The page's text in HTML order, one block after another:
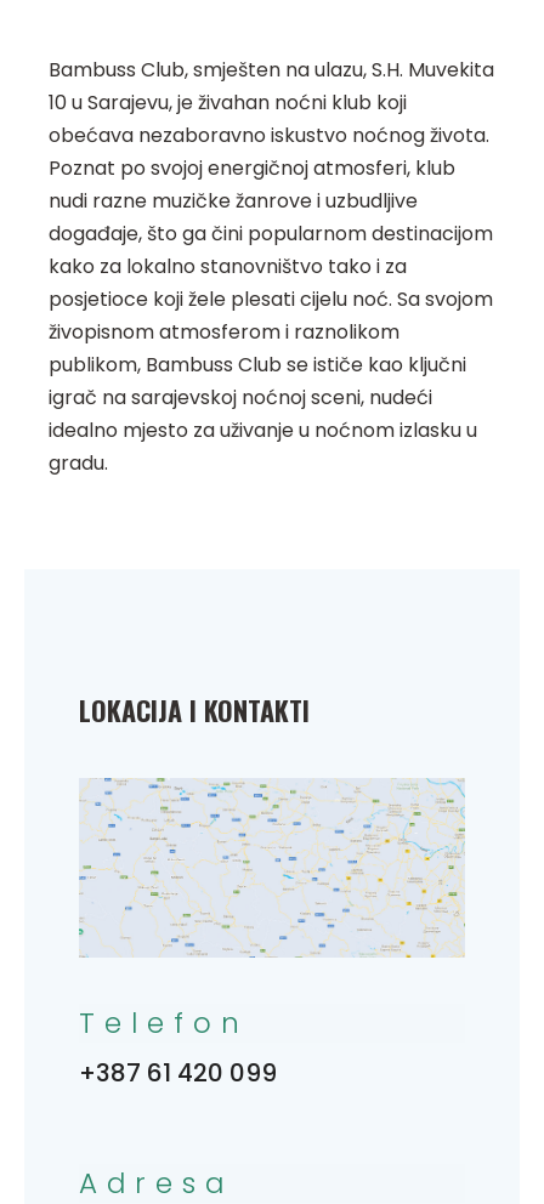
Bambuss Club, smješten na ulazu, S.H. Muvekita
10 u Sarajevu, je živahan noćni klub koji
obećava nezaboravno iskustvo noćnog života.
Poznat po svojoj energičnoj atmosferi, klub
nudi razne muzičke žanrove i uzbudljive
događaje, što ga čini popularnom destinacijom
kako za lokalno stanovništvo tako i za
posjetioce koji žele plesati cijelu noć. Sa svojom
živopisnom atmosferom i raznolikom
publikom, Bambuss Club se ističe kao ključni
igrač na sarajevskoj noćnoj sceni, nudeći
idealno mjesto za uživanje u noćnom izlasku u
gradu.
LOKACIJA I KONTAKTI
Telefon
+387 61 420 099
Adresa